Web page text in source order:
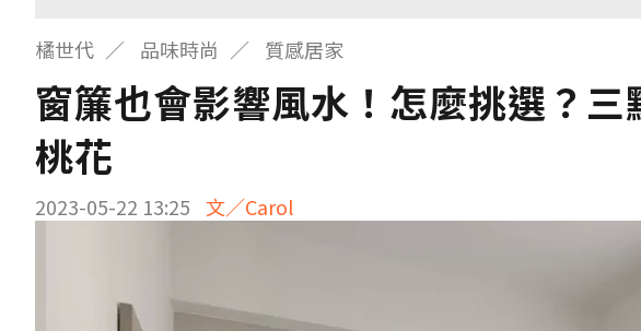
橘世代 品味時尚 質感居家
窗簾也會影響風水！怎麼挑選？
桃花
2023-05-22 13:25 文／Carol